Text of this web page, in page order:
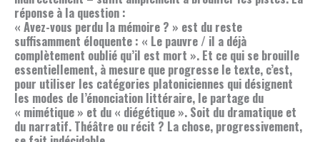
réponse à la question :
« Avez-vous perdu la mémoire ? » est du reste
suffisamment éloquente : « Le pauvre / il a déjà
complètement oublié qu’il est mort ». Et ce qui se brouille
essentiellement, à mesure que progresse le texte, c’est,
pour utiliser les catégories platoniciennes qui désignent
les modes de l’énonciation littéraire, le partage du
« mimétique » et du « diégétique ». Soit du dramatique et
du narratif. Théâtre ou récit ? La chose, progressivement,